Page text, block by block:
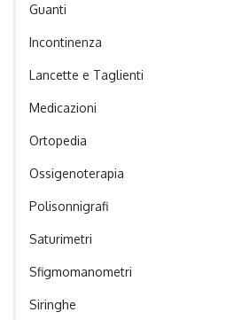
Guanti
Incontinenza
Lancette e Taglienti
Medicazioni
Ortopedia
Ossigenoterapia
Polisonnigrafi
Saturimetri
Sfigmomanometri
Siringhe